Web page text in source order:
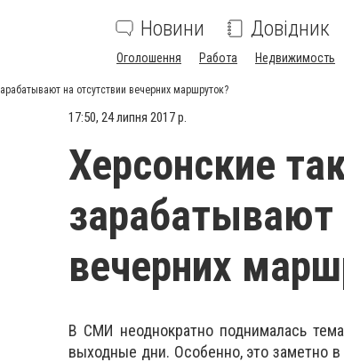
Новини Довідник
Оголошення Работа Недвижимость
на отсутствии вечерних маршруток?
17:50, 24 липня 2017 р.
Херсонские
зарабатывают
вечерних
В СМИ неоднократно поднималась
выходные дни. Особенно, это заметно